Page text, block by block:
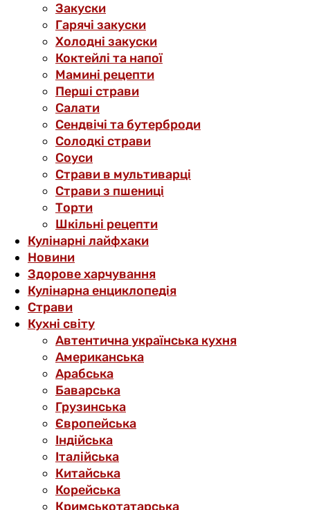
Закуски
Гарячі закуски
Холодні закуски
Коктейлі та напої
Мамині рецепти
Перші страви
Салати
Сендвічі та бутерброди
Солодкі страви
Соуси
Страви в мультиварці
Страви з пшениці
Торти
Шкільні рецепти
Кулінарні лайфхаки
Новини
Здорове харчування
Кулінарна енциклопедія
Страви
Кухні світу
Автентична українська кухня
Американська
Арабська
Баварська
Грузинська
Європейська
Індійська
Італійська
Китайська
Корейська
Кримськотатарська